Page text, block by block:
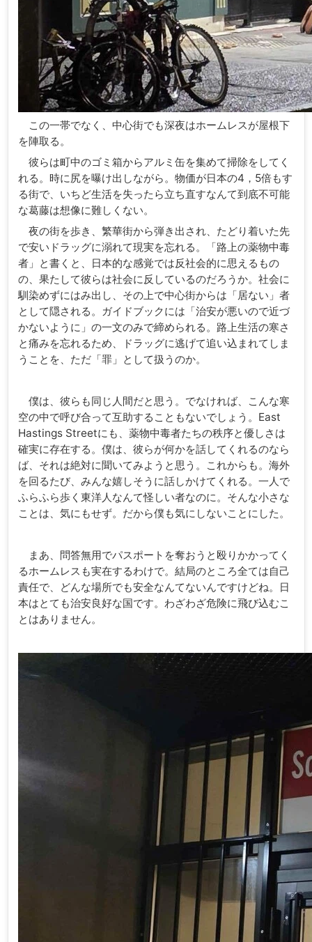
この一帯でなく、中心街でも深夜はホームレスが屋根下
を陣取る。
彼らは町中のゴミ箱からアルミ缶を集めて掃除をしてく
れる。時に尻を曝け出しながら。物価が日本の4，5倍もす
る街で、いちど生活を失ったら立ち直すなんて到底不可能
な葛藤は想像に難しくない。
夜の街を歩き、繁華街から弾き出され、たどり着いた先
で安いドラッグに溺れて現実を忘れる。「路上の薬物中毒
者」と書くと、日本的な感覚では反社会的に思えるもの
の、果たして彼らは社会に反しているのだろうか。社会に
馴染めずにはみ出し、その上で中心街からは「居ない」者
として隠される。ガイドブックには「治安が悪いので近づ
かないように」の一文のみで締められる。路上生活の寒さ
と痛みを忘れるため、ドラッグに逃げて追い込まれてしま
うことを、ただ「罪」として扱うのか。
僕は、彼らも同じ人間だと思う。でなければ、こんな寒
空の中で呼び合って互助することもないでしょう。East
Hastings Streetにも、薬物中毒者たちの秩序と優しさは
確実に存在する。僕は、彼らが何かを話してくれるのなら
ば、それは絶対に聞いてみようと思う。これからも。海外
を回るたび、みんな嬉しそうに話しかけてくれる。一人で
ふらふら歩く東洋人なんて怪しい者なのに。そんな小さな
ことは、気にもせず。だから僕も気にしないことにした。
まあ、問答無用でパスポートを奪おうと殴りかかってく
るホームレスも実在するわけで。結局のところ全ては自己
責任で、どんな場所でも安全なんてないんですけどね。日
本はとても治安良好な国です。わざわざ危険に飛び込むこ
とはありません。